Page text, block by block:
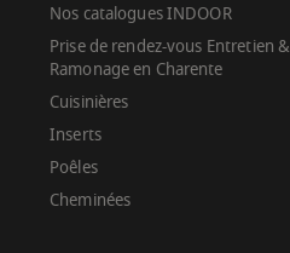
Nos catalogues INDOOR
Prise de rendez-vous Entretien &
Ramonage en Charente
Cuisinières
Inserts
Poêles
Cheminées